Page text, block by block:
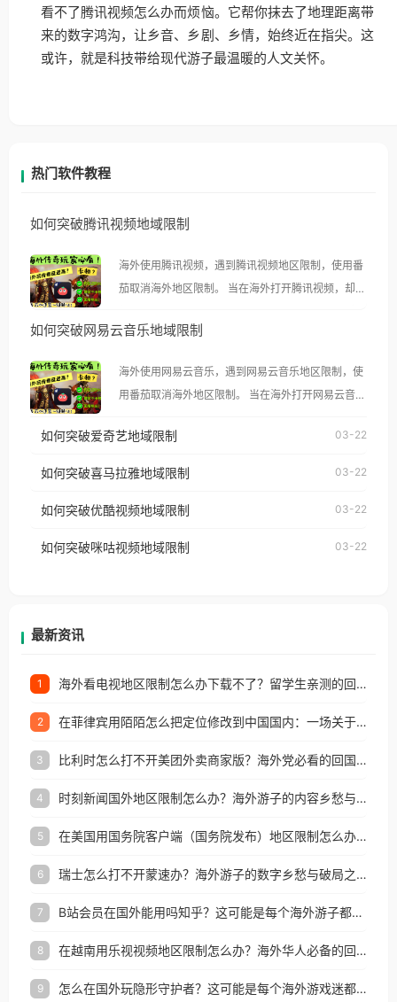
看不了腾讯视频怎么办而烦恼。它帮你抹去了地理距离带
来的数字鸿沟，让乡音、乡剧、乡情，始终近在指尖。这
或许，就是科技带给现代游子最温暖的人文关怀。
热门软件教程
如何突破腾讯视频地域限制
海外使用腾讯视频，遇到腾讯视频地区限制，使用番
茄取消海外地区限制。 当在海外打开腾讯视频，却突
示语。 海外用户如香港、澳门、台湾、美国、加拿
像其他音乐平台一样，出现地区及版权限制问题，且
仅能在中国大陆地区播放。 遇到这个问题的朋友们，
台湾、美国、加拿大、澳大利亚、欧洲等国家和地区
权限制所困扰。
如何突破网易云音乐地域限制
海外使用网易云音乐，遇到网易云音乐地区限制，使
用番茄取消海外地区限制。 当在海外打开网易云音
播放”的提示语。 海外用户如香港、澳门、台湾、美
制问题，且仅能在中国大陆地区播放。 遇到这个问题
户收听网易云音乐地区版权限制」的问题，无论人在
如何突破爱奇艺地域限制 03-22
如何突破喜马拉雅地域限制 03-22
如何突破优酷视频地域限制 03-22
如何突破咪咕视频地域限制 03-22
最新资讯
1 海外看电视地区限制怎么办下载不了？留学生亲测的回国加速方案（附2026世界杯观赛技巧）
2 在菲律宾用陌陌怎么把定位修改到中国国内：一场关于归属感与连接的探索
3 比利时怎么打不开美团外卖商家版？海外党必看的回国加速全攻略
4 时刻新闻国外地区限制怎么办？海外游子的内容乡愁与破局之路
5 在美国用国务院客户端（国务院发布）地区限制怎么办？3步解决海外看国内内容难题
6 瑞士怎么打不开蒙速办？海外游子的数字乡愁与破局之路
7 B站会员在国外能用吗知乎？这可能是每个海外游子都问过的问题
8 在越南用乐视视频地区限制怎么办？海外华人必备的回国加速攻略
9 怎么在国外玩隐形守护者？这可能是每个海外游戏迷都问过的问题